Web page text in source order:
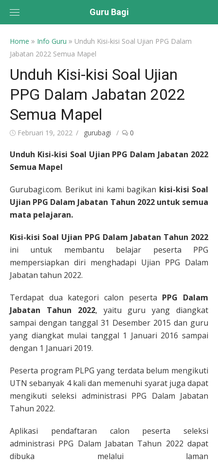
Guru Bagi
Home » Info Guru » Unduh Kisi-kisi Soal Ujian PPG Dalam
Jabatan 2022 Semua Mapel
Unduh Kisi-kisi Soal Ujian
PPG Dalam Jabatan 2022
Semua Mapel
Posted
Februari 19, 2022 Author
gurubagi 0
Unduh Kisi-kisi Soal Ujian PPG Dalam Jabatan 2022
Semua Mapel
Gurubagi.com. Berikut ini kami bagikan kisi-kisi Soal
Ujian PPG Dalam Jabatan Tahun 2022 untuk semua
mata pelajaran.
Kisi-kisi Soal Ujian PPG Dalam Jabatan Tahun 2022
ini untuk membantu belajar peserta PPG
mempersiapkan diri menghadapi Ujian PPG Dalam
Jabatan tahun 2022.
Terdapat dua kategori calon peserta PPG Dalam
Jabatan Tahun 2022, yaitu guru yang diangkat
sampai dengan tanggal 31 Desember 2015 dan guru
yang diangkat mulai tanggal 1 Januari 2016 sampai
dengan 1 Januari 2019.
Peserta program PLPG yang terdata belum mengikuti
UTN sebanyak 4 kali dan memenuhi syarat juga dapat
mengikuti seleksi administrasi PPG Dalam Jabatan
Tahun 2022.
Aplikasi pendaftaran calon peserta seleksi
administrasi PPG Dalam Jabatan Tahun 2022 dapat
dibuka melalui laman